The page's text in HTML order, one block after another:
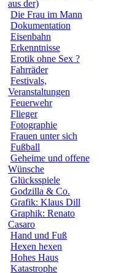
aus der)
Die Frau im Mann
Dokumentation
Eisenbahn
Erkenntnisse
Erotik ohne Sex ?
Fahrräder
Festivals,
Veranstaltungen
Feuerwehr
Flieger
Fotographie
Frauen unter sich
Fußball
Geheime und offene
Wünsche
Glücksspiele
Godzilla & Co.
Grafik: Klaus Dill
Graphik: Renato
Casaro
Hand und Fuß
Hexen hexen
Hohes Haus
Katastrophe